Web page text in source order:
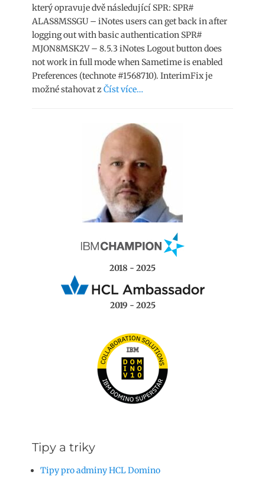
který opravuje dvě následující SPR: SPR#
ALAS8MSSGU – iNotes users can get back in after
logging out with basic authentication SPR#
MJON8MSK2V – 8.5.3 iNotes Logout button does
not work in full mode when Sametime is enabled
Preferences (technote #1568710). InterimFix je
možné stahovat zČíst více…
2018 - 2025
2019 - 2025
Tipy a triky
Tipy pro adminy HCL Domino